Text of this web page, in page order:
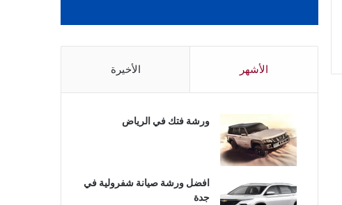
الأشهر الأخيرة
ورشة فتك في الرياض
افضل ورشة صيانة شفرولية في
جدة